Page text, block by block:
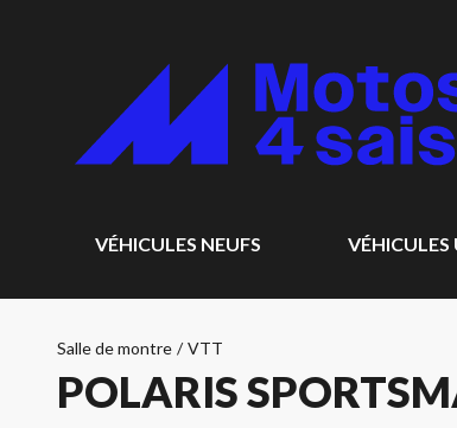
VÉHICULES NEUFS VÉHICULES
Salle de montre / VTT
POLARIS